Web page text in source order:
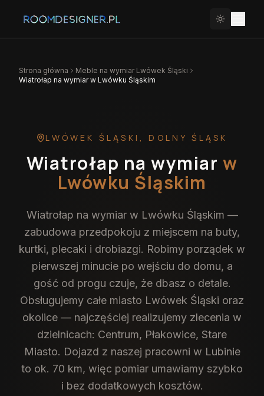
Strona główna Meble na wymiar Lwówek Śląski
Wiatrołap na wymiar w Lwówku Śląskim
LWÓWEK ŚLĄSKI , DOLNY ŚLĄSK
Wiatrołap na wymiar w
Lwówku Śląskim
Wiatrołap na wymiar w Lwówku Śląskim —
zabudowa przedpokoju z miejscem na buty,
kurtki, plecaki i drobiazgi. Robimy porządek w
pierwszej minucie po wejściu do domu, a
gość od progu czuje, że dbasz o detale.
Obsługujemy całe miasto Lwówek Śląski oraz
okolice — najczęściej realizujemy zlecenia w
dzielnicach: Centrum, Płakowice, Stare
Miasto. Dojazd z naszej pracowni w Lubinie
to ok. 70 km, więc pomiar umawiamy szybko
i bez dodatkowych kosztów.